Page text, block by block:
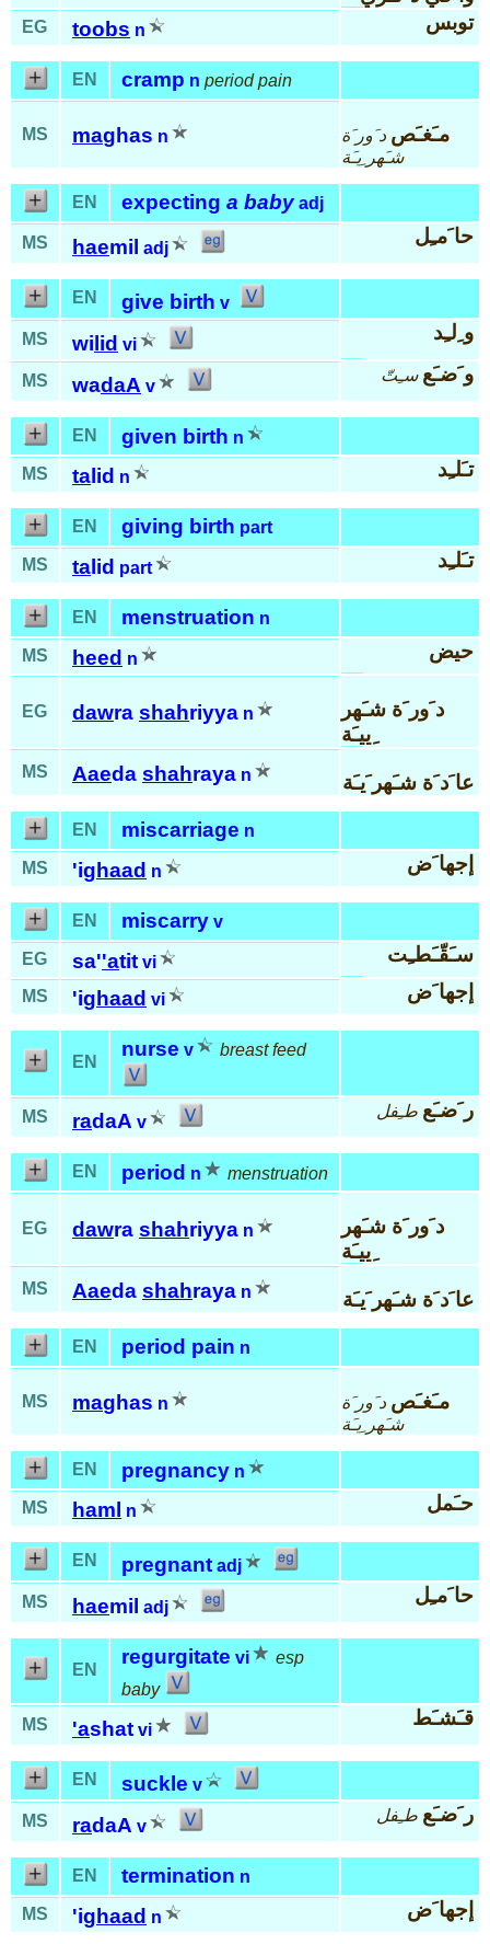
EG toobs n توبس
EN cramp n period pain
MS maghas n مـَغـَص د َور َة
شـَهر ِيـَة
EN expecting a baby adj
MS haemil adj
حا َمـِل
EN give birth v
MS
wi lid vi
و ِلـِد
MS wadaA v
و َضـَع سـِتّ
EN given birth n
MS
ta lid n تـَلـِد
EN giving birth part
MS
ta lid part تـَلـِد
EN menstruation n
MS
heed n حيض
EG dawra shahriyya n
د َور َة شـَهر
ِييـَة
MS Aaeda shahraya n عا َد َة شـَهر َيـَة
EN miscarriage n
MS
'ighaad n إجها َض
EN miscarry v
EG
sa''atit vi سـَقّـَطـِت
MS 'ighaad vi إجها َض
EN
nurse v breast feed
MS radaA v
ر َضـَع طـِفل
EN period n menstruation
EG dawra shahriyya n
د َور َة شـَهر
ِييـَة
MS Aaeda shahraya n عا َد َة شـَهر َيـَة
EN period pain n
MS maghas n مـَغـَص د َور َة
شـَهر ِيـَة
EN pregnancy n
MS
haml n حـَمل
EN pregnant adj
MS
haemil adj
حا َمـِل
EN
regurgitate vi
esp
baby
MS
'ashat vi
قـَشـَط
EN suckle v
MS
radaA v
ر َضـَع طـِفل
EN termination n
MS
'ighaad n إجها َض